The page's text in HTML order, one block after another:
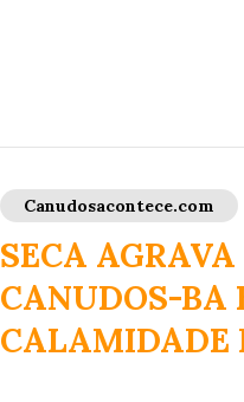
Canudosacontece.com
SECA
CANUDOS-BA
CALAMIDADE